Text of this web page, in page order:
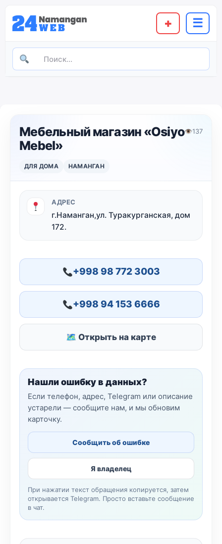
+ ☰
Мебельный магазин «Osiyo
Mebel»
👁137
ДЛЯ ДОМА НАМАНГАН
АДРЕС
г.Наманган,ул. Туракурганская, дом
172.
+998 98 772 3003
+998 94 153 6666
🗺 Открыть на карте
Нашли ошибку в данных?
Если телефон, адрес, Telegram или описание
устарели — сообщите нам, и мы обновим
карточку.
Сообщить об ошибке
Я владелец
При нажатии текст обращения копируется, затем
открывается Telegram. Просто вставьте сообщение
в чат.